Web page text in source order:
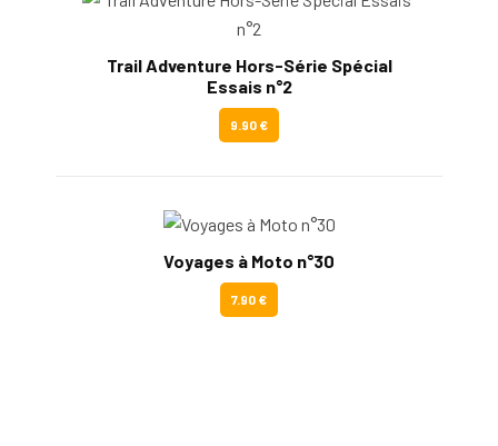
Trail Adventure Hors-Série Spécial
Essais n°2
9.90 €
Voyages à Moto n°30
7.90 €